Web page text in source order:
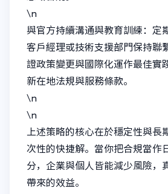
\n
與官方持續溝通與教育訓練：定
客戶經理或技術支援部門保持聯
證政策變更與國際化運作最佳實
新在地法規與服務條款。
\n
\n
上述策略的核心在於穩定性與長
次性的快捷解。當你把合規當作
分，企業與個人皆能減少風險，
帶來的效益。